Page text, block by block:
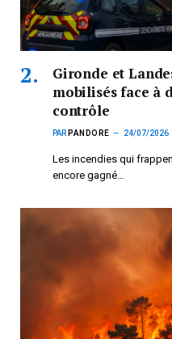
Gironde et
mobilisés face à
contrôle
PAR PANDORE 24/07/2026
Les incendies qui
encore gagné…